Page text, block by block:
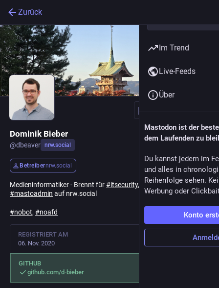
Zurück
Folgen
Dominik Bieber
@dbeaver nrw.social
Betreibernrw.social
Medieninformatiker - Brennt für#itsecurity, #privacy,#games
#mastoadmin auf nrw.social
#nobot, #noafd
REGISTRIERT AM
06. Nov. 2020
GITHUB
github.com/d-bieber
Im Trend
Live-Feeds
Über
Mastodon ist der
dem Laufenden zu
Du kannst jedem im
und alles in
Reihenfolge sehen.
Werbung oder
Konto